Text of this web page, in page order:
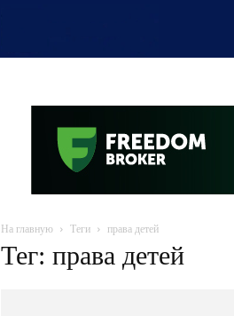
На главную Теги права детей
Тег: права детей